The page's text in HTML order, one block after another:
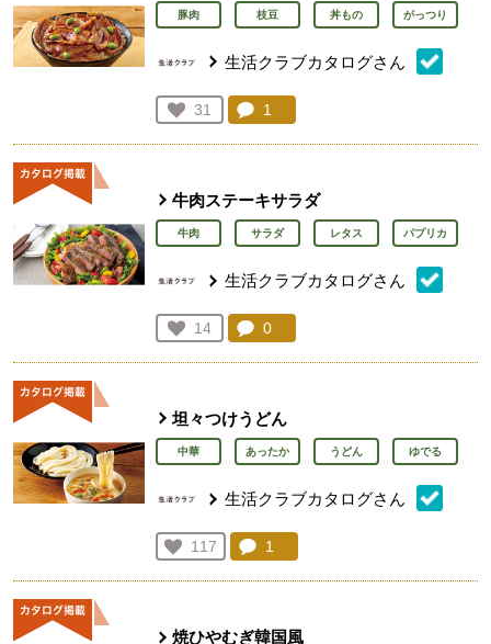
豚肉 枝豆 丼もの がっつり
生活クラブカタログさん
お気に入り登録：
31
人が登録
コメント：
1
牛肉ステーキサラダ
牛肉 サラダ レタス パプリカ
生活クラブカタログさん
お気に入り登録：
14
人が登録
コメント：
0
坦々つけうどん
中華 あったか うどん ゆでる
生活クラブカタログさん
お気に入り登録：
117
人が登録
コメント：
1
焼ひやむぎ韓国風